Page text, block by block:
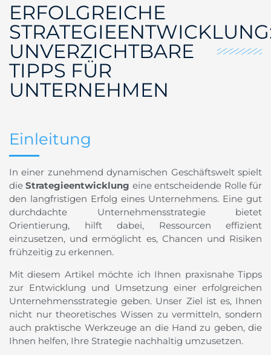
ERFOLGREICHE
UNVERZICHTBARE
TIPPS FÜR
UNTERNEHMEN
Einleitung
In einer zunehmend dynamischen Geschäftswelt spielt
dieStrategieentwicklung eine entscheidende Rolle für
den langfristigen Erfolg eines Unternehmens. Eine gut
durchdachte Unternehmensstrategie bietet
Orientierung, hilft dabei, Ressourcen effizient
einzusetzen, und ermöglicht es, Chancen und Risiken
frühzeitig zu erkennen.
Mit diesem Artikel möchte ich Ihnen praxisnahe Tipps
zur Entwicklung und Umsetzung einer erfolgreichen
Unternehmensstrategie geben. Unser Ziel ist es, Ihnen
nicht nur theoretisches Wissen zu vermitteln, sondern
auch praktische Werkzeuge an die Hand zu geben, die
Ihnen helfen, Ihre Strategie nachhaltig umzusetzen.